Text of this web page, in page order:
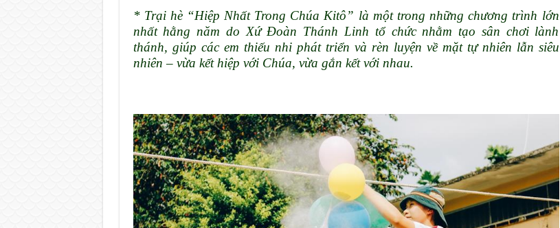
* Trại hè “Hiệp Nhất Trong Chúa Kitô” là một trong những chương trình lớn
nhất hằng năm do Xứ Đoàn Thánh Linh tổ chức nhằm tạo sân chơi lành
thánh, giúp các em thiếu nhi phát triển và rèn luyện về mặt tự nhiên lẫn siêu
nhiên – vừa kết hiệp với Chúa, vừa gắn kết với nhau.